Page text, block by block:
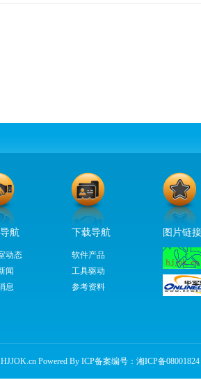
航
动态
闻
息
下载导航
软件产品
工具驱动
参考资料
图片链接
Powered By ICP备案编号： 湘ICP备08001824